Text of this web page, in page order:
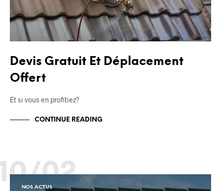
Devis Gratuit Et Déplacement
Offert
Et si vous en profitiez?
CONTINUE READING
02
NOS ACTUS